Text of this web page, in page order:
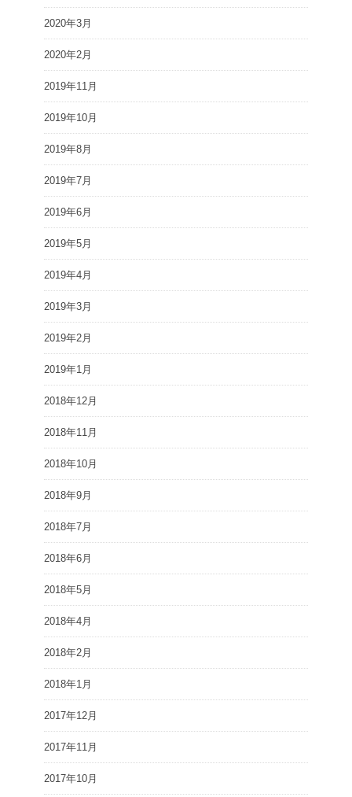
2020年3月
2020年2月
2019年11月
2019年10月
2019年8月
2019年7月
2019年6月
2019年5月
2019年4月
2019年3月
2019年2月
2019年1月
2018年12月
2018年11月
2018年10月
2018年9月
2018年7月
2018年6月
2018年5月
2018年4月
2018年2月
2018年1月
2017年12月
2017年11月
2017年10月